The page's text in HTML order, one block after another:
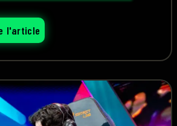
l'article